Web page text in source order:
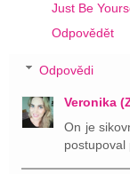
Just Be
Odpovědět
Odpovědi
Veronika
On je
postupoval